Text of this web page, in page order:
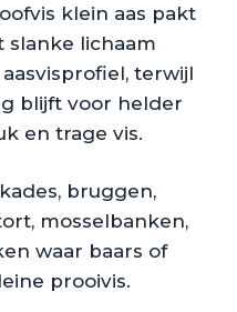
klein aas pakt
slanke lichaam
terwijl
blijft voor helder
en trage vis.
bruggen,
mosselbanken,
waar baars of
prooivis.